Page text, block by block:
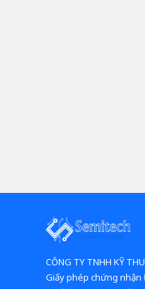
CÔNG TY TNHH KỸ
Giấy phép chứng nhận